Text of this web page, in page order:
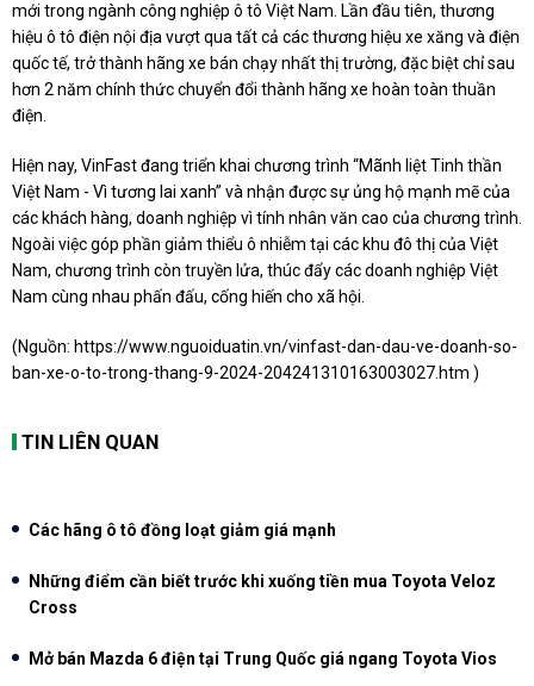
mới trong ngành công nghiệp ô tô Việt Nam. Lần đầu tiên, thương
hiệu ô tô điện nội địa vượt qua tất cả các thương hiệu xe xăng và điện
quốc tế, trở thành hãng xe bán chạy nhất thị trường, đặc biệt chỉ sau
hơn 2 năm chính thức chuyển đổi thành hãng xe hoàn toàn thuần
điện.
Hiện nay, VinFast đang triển khai chương trình “Mãnh liệt Tinh thần
Việt Nam - Vì tương lai xanh” và nhận được sự ủng hộ mạnh mẽ của
các khách hàng, doanh nghiệp vì tính nhân văn cao của chương trình.
Ngoài việc góp phần giảm thiểu ô nhiễm tại các khu đô thị của Việt
Nam, chương trình còn truyền lửa, thúc đẩy các doanh nghiệp Việt
Nam cùng nhau phấn đấu, cống hiến cho xã hội.
(Nguồn: https://www.nguoiduatin.vn/vinfast-dan-dau-ve-doanh-so-
ban-xe-o-to-trong-thang-9-2024-204241310163003027.htm )
TIN LIÊN QUAN
Các hãng ô tô đồng loạt giảm giá mạnh
Những điểm cần biết trước khi xuống tiền mua Toyota Veloz
Cross
Mở bán Mazda 6 điện tại Trung Quốc giá ngang Toyota Vios